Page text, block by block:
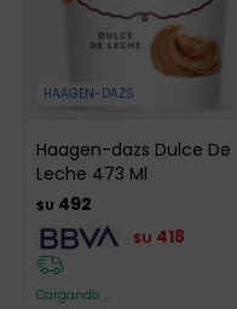
HAAGEN-DAZS
Haagen-dazs Dulce De
Leche 473 Ml
$U 492
$U 418
Cargando ...